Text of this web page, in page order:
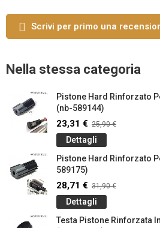
Scrivi per primo una
Nella stessa categoria
Pistone Hard Rinforzato
(nb-589144)
23,31 € 25,90 €
Dettagli
Pistone Hard Rinforzato
589175)
28,71 € 31,90 €
Dettagli
Testa Pistone Rinforzata